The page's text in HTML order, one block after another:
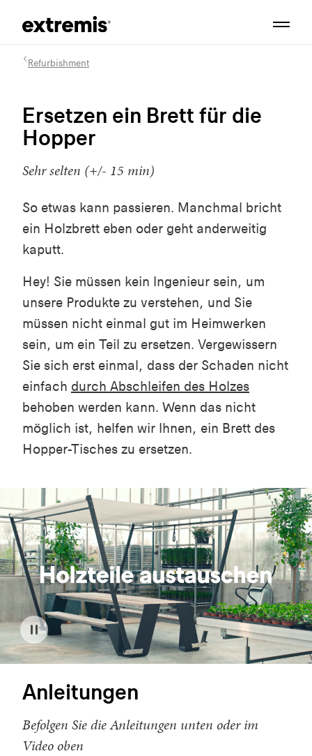
Refurbishment
Ersetzen ein Brett für die
Hopper
Sehr selten (+/- 15 min)
So etwas kann passieren. Manchmal bricht
ein Holzbrett eben oder geht anderweitig
kaputt.
Hey! Sie müssen kein Ingenieur sein, um
unsere Produkte zu verstehen, und Sie
müssen nicht einmal gut im Heimwerken
sein, um ein Teil zu ersetzen. Vergewissern
Sie sich erst einmal, dass der Schaden nicht
einfach durch Abschleifen des Holzes
behoben werden kann. Wenn das nicht
möglich ist, helfen wir Ihnen, ein Brett des
Hopper-Tisches zu ersetzen.
Anleitungen
Befolgen Sie die Anleitungen unten oder im
Video oben